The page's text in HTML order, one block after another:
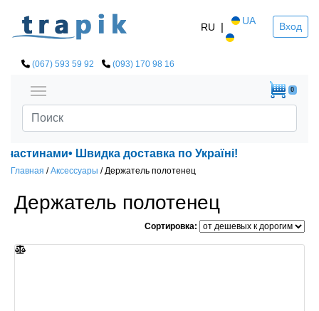
RU | UA Вход
(067) 593 59 92 (093) 170 98 16
0
Швидка доставка по Україні!
Главная /Аксессуары /Держатель полотенец
Держатель полотенец
Сортировка: